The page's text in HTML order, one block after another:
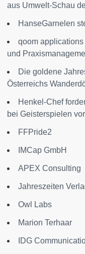
aus Umwelt-Schau
HanseGarnelen
qoom
und
Die goldene
Österreichs
Henkel-Chef
bei Geisterspielen
FFPride2
IMCap GmbH
APEX Consulting
Jahreszeiten
Owl Labs
Marion Terhaar
IDG